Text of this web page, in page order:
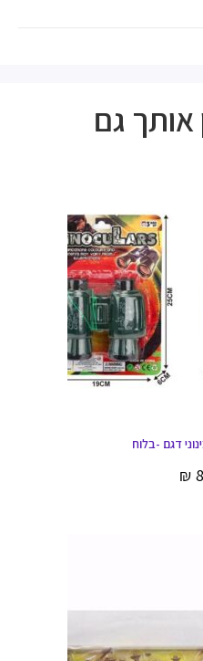
אותך גם
דגם -בלוח
₪